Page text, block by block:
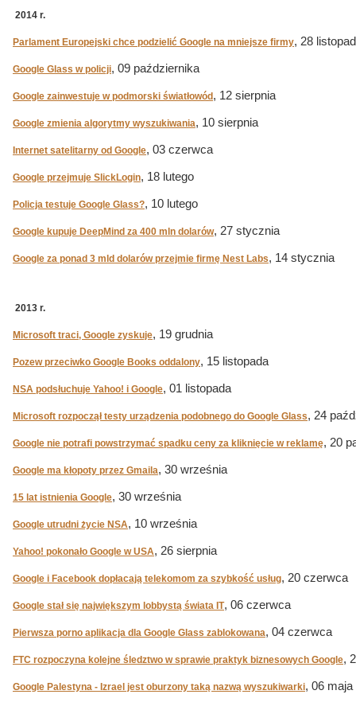
2014 r.
Parlament Europejski chce podzielić Google na mniejsze firmy, 28
Google Glass w policji, 09 października
Google zainwestuje w podmorski światłowód , 12 sierpnia
Google zmienia algorytmy wyszukiwania, 10 sierpnia
Internet satelitarny od Google, 03 czerwca
Google przejmuje SlickLogin, 18 lutego
Policja testuje Google Glass?, 10 lutego
Google kupuje DeepMind za 400 mln dolarów, 27 stycznia
Google za ponad 3 mld dolarów przejmie firmę Nest Labs, 14 stycznia
2013 r.
Microsoft traci, Google zyskuje, 19 grudnia
Pozew przeciwko Google Books oddalony, 15 listopada
NSA podsłuchuje Yahoo! i Google, 01 listopada
Microsoft rozpoczął testy urządzenia podobnego do Google Glass, 24
Google nie potrafi powstrzymać spadku ceny za kliknięcie w reklamę, 20
Google ma kłopoty przez Gmaila, 30 września
15 lat istnienia Google, 30 września
Google utrudni życie NSA, 10 września
Yahoo! pokonało Google w USA, 26 sierpnia
Google i Facebook dopłacają telekomom za szybkość usług, 20 czerwca
Google stał się największym lobbystą świata IT, 06 czerwca
Pierwsza porno aplikacja dla Google Glass zablokowana, 04 czerwca
FTC rozpoczyna kolejne śledztwo w sprawie praktyk biznesowych Google,
Google Palestyna - Izrael jest oburzony taką nazwą wyszukiwarki, 06 maja